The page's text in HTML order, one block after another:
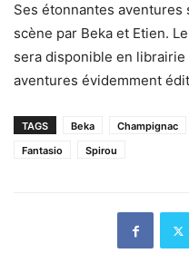
Ses étonnantes
scène par Beka et Etien.
sera disponible en
aventures évidemment
TAGS Beka Champignac
Fantasio
Spirou